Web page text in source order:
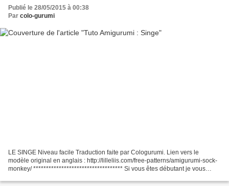
Publié le 28/05/2015 à 00:38
Par colo-gurumi
LE SINGE Niveau facile Traduction faite par Cologurumi. Lien vers le
modèle original en anglais : http://lilleliis.com/free-patterns/amigurumi-sock-
monkey/ *********************************** Si vous êtes débutant je vous